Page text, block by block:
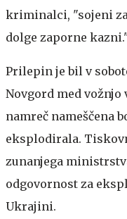
kriminalci, "sojeni
dolge zaporne
Prilepin je bil v
Novgord med vožnjo
namreč nameščena
eksplodirala.
zunanjega
odgovornost za
Ukrajini.